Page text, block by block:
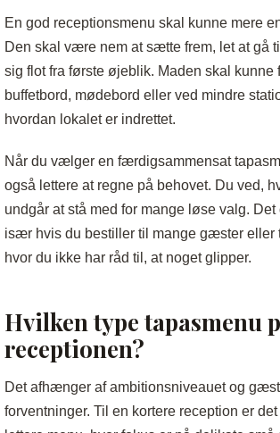
En god receptionsmenu skal kunne mere
Den skal være nem at sætte frem, let at gå
sig flot fra første øjeblik. Maden skal kunne
buffetbord, mødebord eller ved mindre
hvordan lokalet er indrettet.
Når du vælger en færdigsammensat
også lettere at regne på behovet. Du ved,
undgår at stå med for mange løse valg. Det
især hvis du bestiller til mange gæster eller
hvor du ikke har råd til, at noget glipper.
Hvilken type tapasmenu
receptionen?
Det afhænger af ambitionsniveauet og
forventninger. Til en kortere reception er